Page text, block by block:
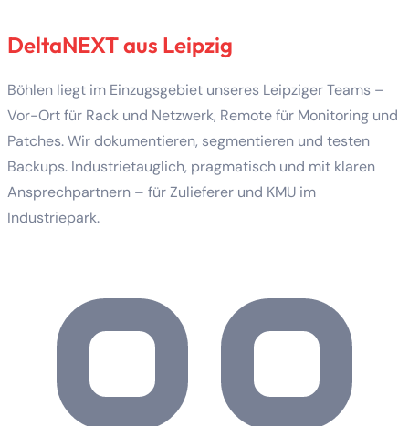
DeltaNEXT aus Leipzig
Böhlen liegt im Einzugsgebiet unseres Leipziger Teams –
Vor-Ort für Rack und Netzwerk, Remote für Monitoring und
Patches. Wir dokumentieren, segmentieren und testen
Backups. Industrietauglich, pragmatisch und mit klaren
Ansprechpartnern – für Zulieferer und KMU im
Industriepark.